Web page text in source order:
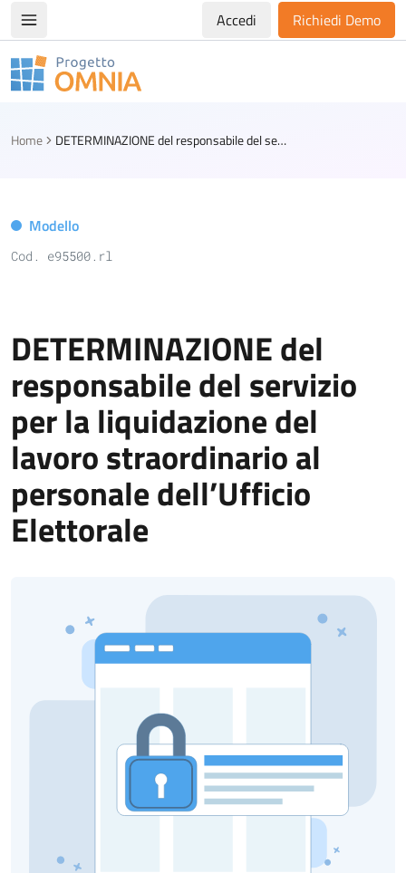
Apri/chiudi menù di navigazioneAccedi Richiedi Demo
Progetto Omnia
Home DETERMINAZIONE del responsabile del servizio per la liquidazione del lavoro straordinario al personale dell’Ufficio Elettorale
Modello
Cod. e95500.rl
DETERMINAZIONE del
responsabile del servizio
per la liquidazione del
lavoro straordinario al
personale dell’Ufficio
Elettorale